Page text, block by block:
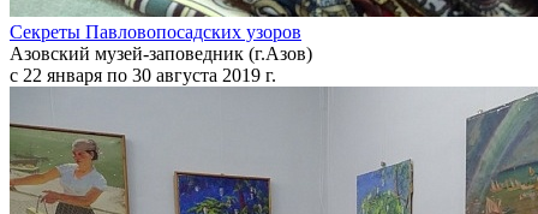
Секреты Павловопосадских узоров
Азовский музей-заповедник (г.Азов)
с 22 января по 30 августа 2019 г.